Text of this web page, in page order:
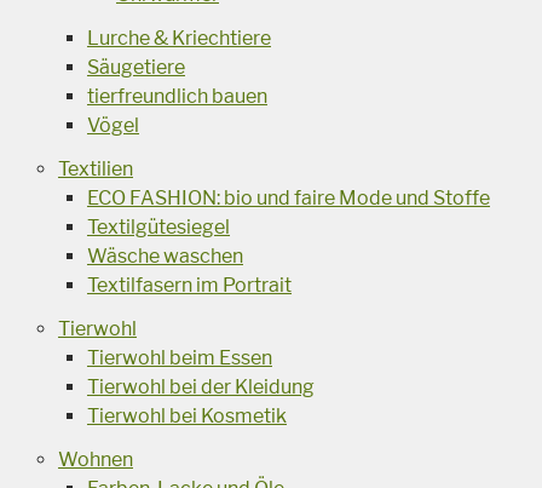
Lurche & Kriechtiere
Säugetiere
tierfreundlich bauen
Vögel
Textilien
ECO FASHION: bio und faire Mode und Stoffe
Textilgütesiegel
Wäsche waschen
Textilfasern im Portrait
Tierwohl
Tierwohl beim Essen
Tierwohl bei der Kleidung
Tierwohl bei Kosmetik
Wohnen